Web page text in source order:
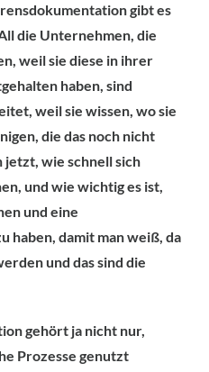
gibt es
die Unternehmen, die
weil sie diese in ihrer
haben, sind
weil sie wissen, wo sie
die das noch nicht
jetzt, wie schnell sich
und wie wichtig es ist,
und eine
haben, damit man weiß, da
und das sind die
gehört ja nicht nur,
Prozesse genutzt